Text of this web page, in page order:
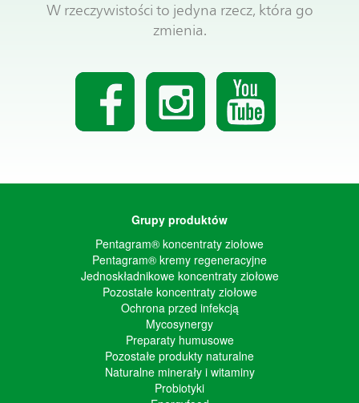
W rzeczywistości to jedyna rzecz, która go
zmienia.
Grupy produktów
Pentagram® koncentraty ziołowe
Pentagram® kremy regeneracyjne
Jednoskładnikowe koncentraty ziołowe
Pozostałe koncentraty ziołowe
Ochrona przed infekcją
Mycosynergy
Preparaty humusowe
Pozostałe produkty naturalne
Naturalne minerały i witaminy
Probiotyki